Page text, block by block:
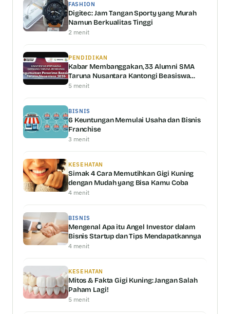
FASHION
Digitec: Jam Tangan Sporty yang Murah
Namun Berkualitas Tinggi
2 menit
PENDIDIKAN
Kabar Membanggakan, 33 Alumni SMA
Taruna Nusantara Kantongi Beasiswa
Universitas Pertamina
5 menit
BISNIS
6 Keuntungan Memulai Usaha dan Bisnis
Franchise
3 menit
KESEHATAN
Simak 4 Cara Memutihkan Gigi Kuning
dengan Mudah yang Bisa Kamu Coba
4 menit
BISNIS
Mengenal Apa itu Angel Investor dalam
Bisnis Startup dan Tips Mendapatkannya
4 menit
KESEHATAN
Mitos & Fakta Gigi Kuning: Jangan Salah
Paham Lagi!
5 menit